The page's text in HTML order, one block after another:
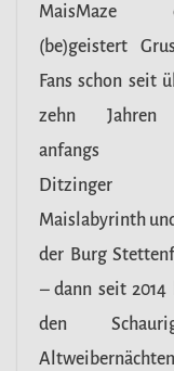
MaisMaze
(be)geistert
Fans schon seit
zehn
anfangs
Ditzinger
Maislabyrinth
der Burg
– dann seit 2014
den
Altweibernächten